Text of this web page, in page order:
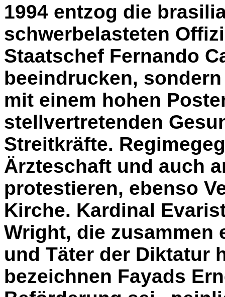
1994 entzog die
schwerbelasteten
Staatschef Fernando
beeindrucken,
mit einem hohen
stellvertretenden
Streitkräfte.
Ärzteschaft und auch
protestieren, ebenso
Kirche. Kardinal
Wright, die zusammen
und Täter der Diktatur
bezeichnen Fayads